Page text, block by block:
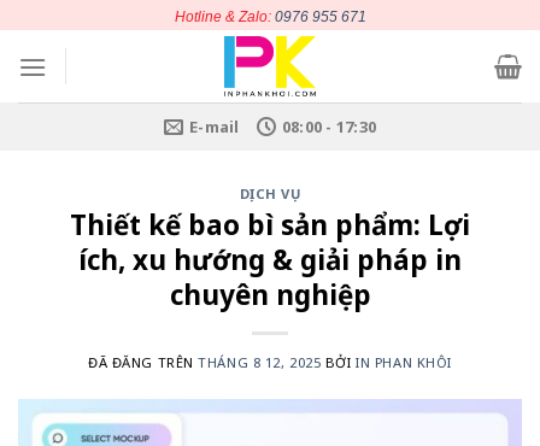
nội
dung
Hotline & Zalo: 0976 955 671
E-mail 08:00 - 17:30
DỊCH VỤ
Thiết kế bao bì sản phẩm: Lợi
ích, xu hướng & giải pháp in
chuyên nghiệp
ĐÃ ĐĂNG TRÊNTHÁNG 8 12, 2025 BỞIIN PHAN KHÔI